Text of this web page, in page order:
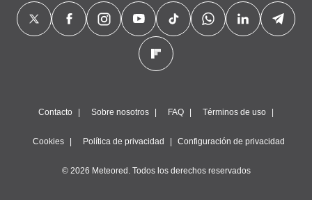
Contacto Sobre nosotros FAQ Términos de uso
Cookies Política de privacidad Configuración de privacidad
© 2026 Meteored. Todos los derechos reservados